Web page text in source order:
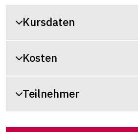
Kursdaten
Kosten
Teilnehmer